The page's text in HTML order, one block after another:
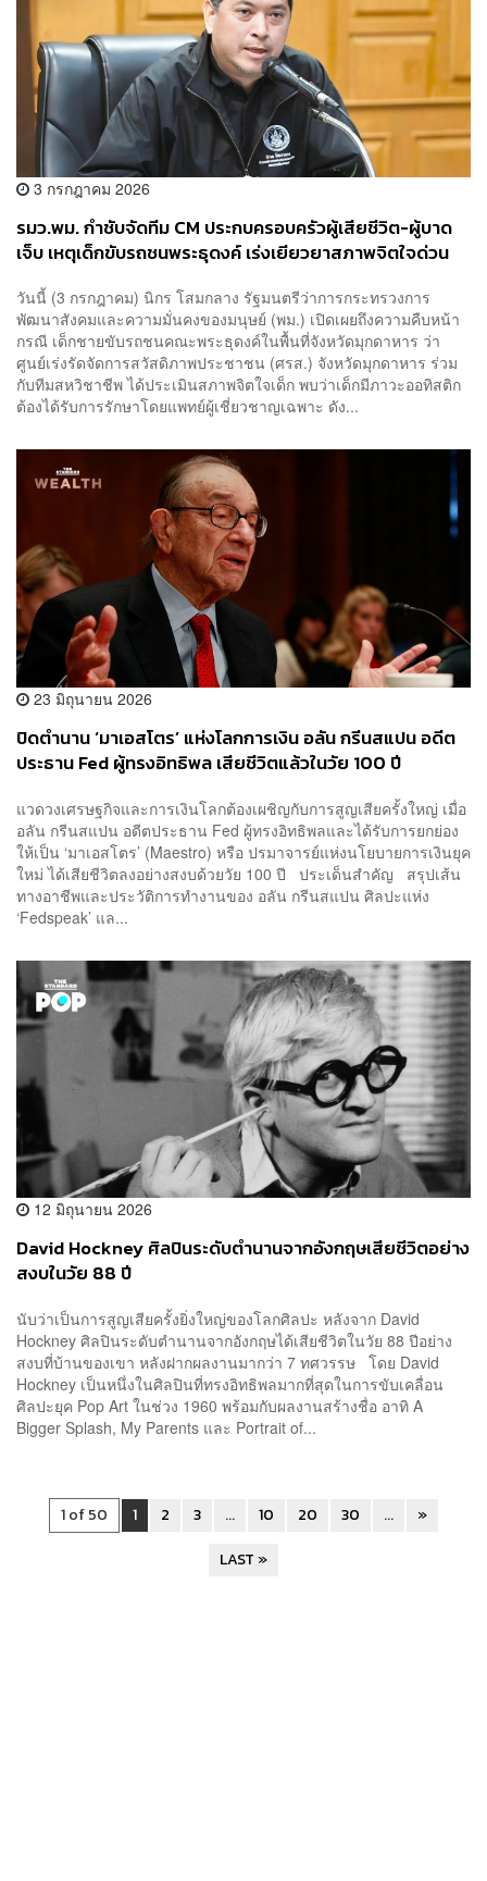
3 กรกฎาคม 2026
รมว.พม. กำชับจัดทีม CM ประกบครอบครัวผู้เสียชีวิต-ผู้บาด
เจ็บ เหตุเด็กขับรถชนพระธุดงค์ เร่งเยียวยาสภาพจิตใจด่วน
​วันนี้ (3 กรกฎาคม) นิกร โสมกลาง รัฐมนตรีว่าการกระทรวงการ
พัฒนาสังคมและความมั่นคงของมนุษย์ (พม.) เปิดเผยถึงความคืบหน้า
กรณี เด็กชายขับรถชนคณะพระธุดงค์ในพื้นที่จังหวัดมุกดาหาร ว่า
ศูนย์เร่งรัดจัดการสวัสดิภาพประชาชน (ศรส.) จังหวัดมุกดาหาร ร่วม
กับทีมสหวิชาชีพ ได้ประเมินสภาพจิตใจเด็ก พบว่าเด็กมีภาวะออทิสติก
ต้องได้รับการรักษาโดยแพทย์ผู้เชี่ยวชาญเฉพาะ ดัง...
23 มิถุนายน 2026
ปิดตำนาน ‘มาเอสโตร’ แห่งโลกการเงิน อลัน กรีนสแปน อดีต
ประธาน Fed ผู้ทรงอิทธิพล เสียชีวิตแล้วในวัย 100 ปี
แวดวงเศรษฐกิจและการเงินโลกต้องเผชิญกับการสูญเสียครั้งใหญ่ เมื่อ
อลัน กรีนสแปน อดีตประธาน Fed ผู้ทรงอิทธิพลและได้รับการยกย่อง
ให้เป็น ‘มาเอสโตร’ (Maestro) หรือ ปรมาจารย์แห่งนโยบายการเงินยุค
ใหม่ ได้เสียชีวิตลงอย่างสงบด้วยวัย 100 ปี ประเด็นสำคัญ สรุปเส้น
ทางอาชีพและประวัติการทำงานของ อลัน กรีนสแปน ศิลปะแห่ง
‘Fedspeak’ แล...
12 มิถุนายน 2026
David Hockney ศิลปินระดับตำนานจากอังกฤษเสียชีวิตอย่าง
สงบในวัย 88 ปี
นับว่าเป็นการสูญเสียครั้งยิ่งใหญ่ของโลกศิลปะ หลังจาก David
Hockney ศิลปินระดับตำนานจากอังกฤษได้เสียชีวิตในวัย 88 ปีอย่าง
สงบที่บ้านของเขา หลังฝากผลงานมากว่า 7 ทศวรรษ โดย David
Hockney เป็นหนึ่งในศิลปินที่ทรงอิทธิพลมากที่สุดในการขับเคลื่อน
ศิลปะยุค Pop Art ในช่วง 1960 พร้อมกับผลงานสร้างชื่อ อาทิ A
Bigger Splash, My Parents และ Portrait of...
1 of 50 1 2 3 ... 10 20 30 ...
»
LAST »